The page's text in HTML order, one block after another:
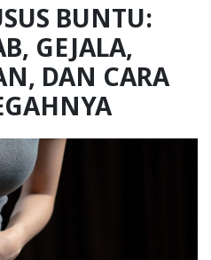
BUNTU:
GEJALA,
DAN CARA